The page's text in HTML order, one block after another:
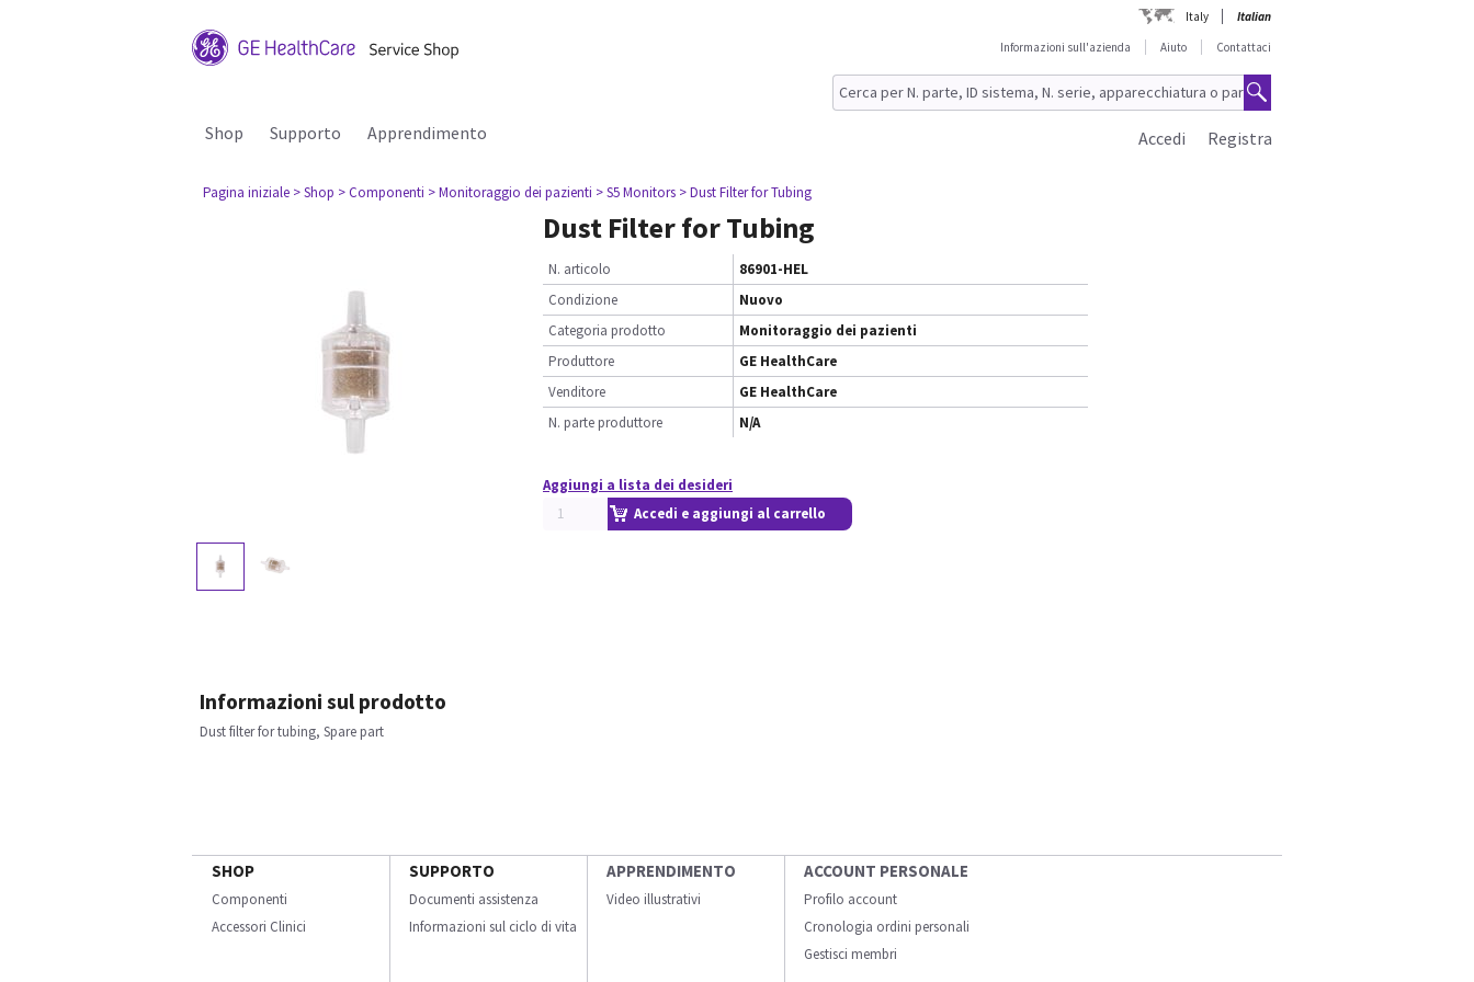
Italy
Italian
Informazioni sull'azienda
Aiuto Contattaci
Shop Supporto Apprendimento Registra
Accedi
Pagina iniziale > Shop > Componenti > Monitoraggio dei pazienti > S5 Monitors > Dust Filter for Tubing
Dust Filter for Tubing
N. articolo
86901-HEL
Condizione
Nuovo
Categoria prodotto
Monitoraggio dei pazienti
Produttore
GE HealthCare
Venditore
GE HealthCare
N. parte produttore
N/A
Aggiungi a lista dei desideri
Accedi e aggiungi al carrello
Informazioni sul prodotto
Dust filter for tubing, Spare part
SHOP
Componenti
Accessori Clinici
SUPPORTO
Documenti assistenza
Informazioni sul ciclo di vita
APPRENDIMENTO
Video illustrativi
ACCOUNT PERSONALE
Profilo account
Cronologia ordini personali
Gestisci membri